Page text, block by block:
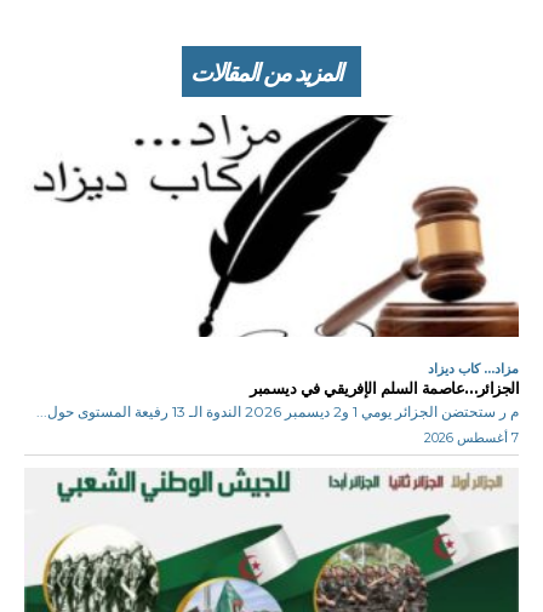
المزيد من المقالات
مزاد... كاب ديزاد
الجزائر…عاصمة السلم الإفريقي في ديسمبر
م ر ستحتضن الجزائر يومي 1 و2 ديسمبر 2026 الندوة الـ 13 رفيعة المستوى حول...
7 أغسطس 2026